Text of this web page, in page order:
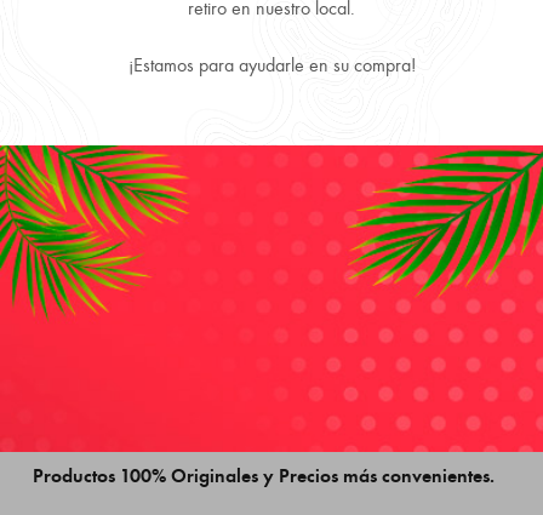
retiro en nuestro local.
¡Estamos para ayudarle en su compra!
Envío Gratis comprando más de 3 producto.
Despachamos a todo Chile, directo a tu puerta.
Productos 100% Originales y Precios más convenientes.